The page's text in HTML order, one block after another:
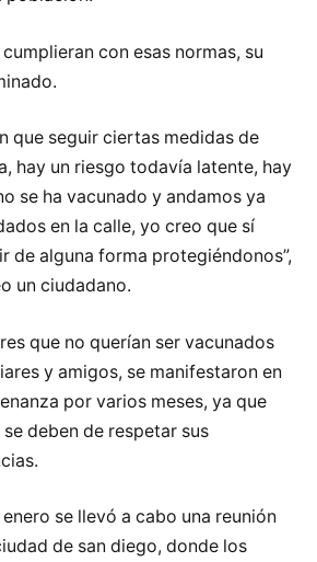
con esas normas, su
que seguir ciertas medidas de
hay un riesgo todavía latente, hay
se ha vacunado y andamos ya
en la calle, yo creo que sí
de alguna forma protegiéndonos”,
un ciudadano.
que no querían ser vacunados
y amigos, se manifestaron en
por varios meses, ya que
deben de respetar sus
se llevó a cabo una reunión
de san diego, donde los